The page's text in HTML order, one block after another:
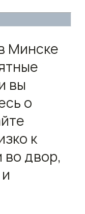
Минске
вы
о
к
во двор,